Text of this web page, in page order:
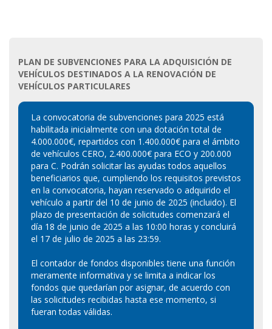
PLAN DE SUBVENCIONES PARA LA ADQUISICIÓN DE
VEHÍCULOS DESTINADOS A LA RENOVACIÓN DE
VEHÍCULOS PARTICULARES
La convocatoria de subvenciones para 2025 está
habilitada inicialmente con una dotación total de
4.000.000€, repartidos con 1.400.000€ para el ámbito
de vehículos CERO, 2.400.000€ para ECO y 200.000
para C. Podrán solicitar las ayudas todos aquellos
beneficiarios que, cumpliendo los requisitos previstos
en la convocatoria, hayan reservado o adquirido el
vehículo a partir del 10 de junio de 2025 (incluido). El
plazo de presentación de solicitudes comenzará el
día 18 de junio de 2025 a las 10:00 horas y concluirá
el 17 de julio de 2025 a las 23:59.
El contador de fondos disponibles tiene una función
meramente informativa y se limita a indicar los
fondos que quedarían por asignar, de acuerdo con
las solicitudes recibidas hasta ese momento, si
fueran todas válidas.